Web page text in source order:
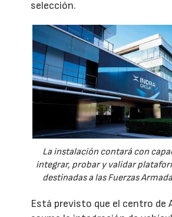
selección.
La instalación contará con
integrar, probar y validar
destinadas a las Fuerzas
Está previsto que el centro de